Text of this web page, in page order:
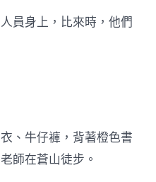
五
天〉
員身上，比來時，他們
、牛仔褲，背著橙色書
師在蒼山徒步。